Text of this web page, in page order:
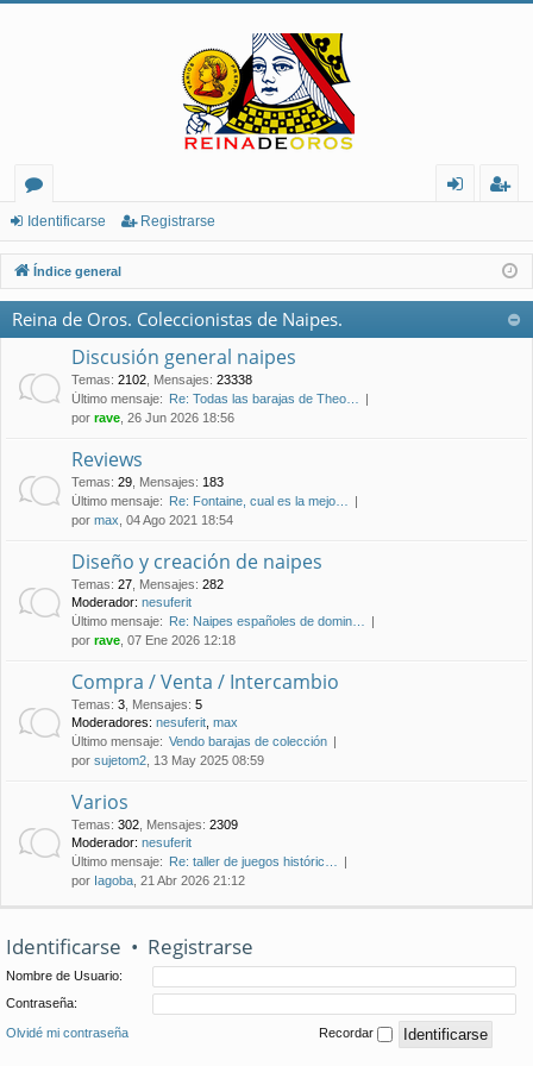
or
os
nt
ifi
ist
ra
Identificarse Registrarse
Índice general
Reina de Oros. Coleccionistas de Naipes.
Discusión general naipes
Temas: 2102 Mensajes: 23338
Último mensaje: Re: Todas las barajas de Theo…
por rave , 26 Jun 2026 18:56
Reviews
Temas: 29 Mensajes: 183
Último mensaje: Re: Fontaine, cual es la mejo…
por max , 04 Ago 2021 18:54
Diseño y creación de naipes
Temas: 27 Mensajes: 282
Moderador: nesuferit
Último mensaje: Re: Naipes españoles de domin…
por rave , 07 Ene 2026 12:18
Compra / Venta / Intercambio
Temas: 3 Mensajes: 5
Moderadores: nesuferit max
Último mensaje: Vendo barajas de colección
por sujetom2 , 13 May 2025 08:59
Varios
Temas: 302 Mensajes: 2309
Moderador: nesuferit
Último mensaje: Re: taller de juegos históric…
por Iagoba , 21 Abr 2026 21:12
Identificarse • Registrarse
Nombre de Usuario:
Contraseña:
Olvidé mi contraseña Recordar